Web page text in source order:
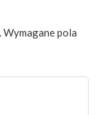
Wymagane pola